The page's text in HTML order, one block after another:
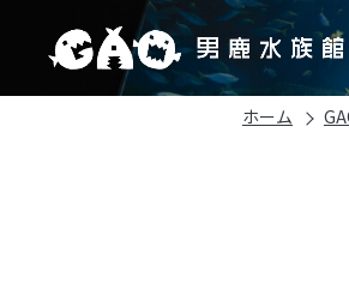
ホーム